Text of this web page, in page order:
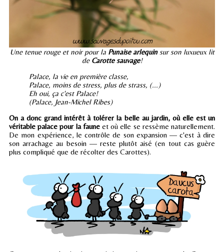
Une tenue rouge et noir pour la Punaise arlequin sur son luxueux lit
de Carotte sauvage!
Palace, la vie en première classe,
Palace, moins de stress, plus de strass, (...)
Eh oui, ça c'est Palace!
(Palace, Jean-Michel Ribes)
On a donc grand intérêt à tolérer la belle au jardin, où elle est un
véritable palace pour la fauneet où elle se ressème naturellement.
De mon expérience, le contrôle de son expansion — c'est à dire
son arrachage au besoin — reste plutôt aisé (en tout cas guère
plus compliqué que de récolter des Carottes).